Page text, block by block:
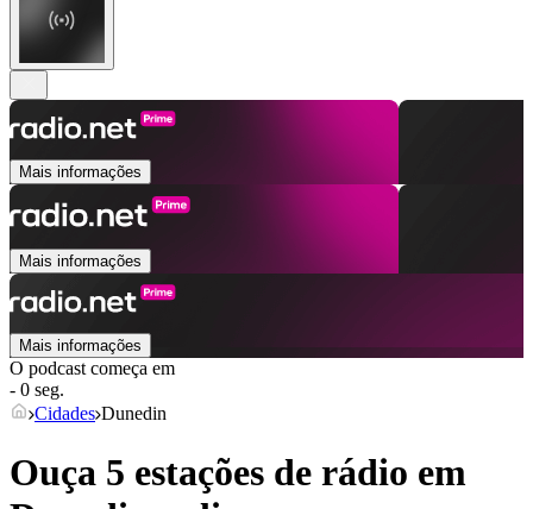
Mais informações
Mais informações
Mais informações
O podcast começa em
- 0 seg.
Cidades Dunedin
Ouça 5 estações de rádio em